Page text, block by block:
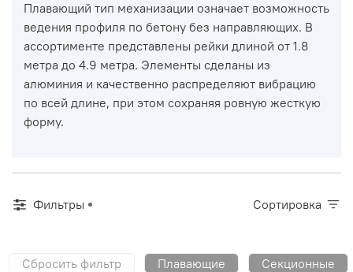
Плавающий тип механизации означает возможность
ведения профиля по бетону без направляющих. В
ассортименте представлены рейки длиной от 1.8
метра до 4.9 метра. Элементы сделаны из
алюминия и качественно распределяют вибрацию
по всей длине, при этом сохраняя ровную жесткую
форму.
Фильтры Сортировка
Сбросить фильтр Плавающие Секционные